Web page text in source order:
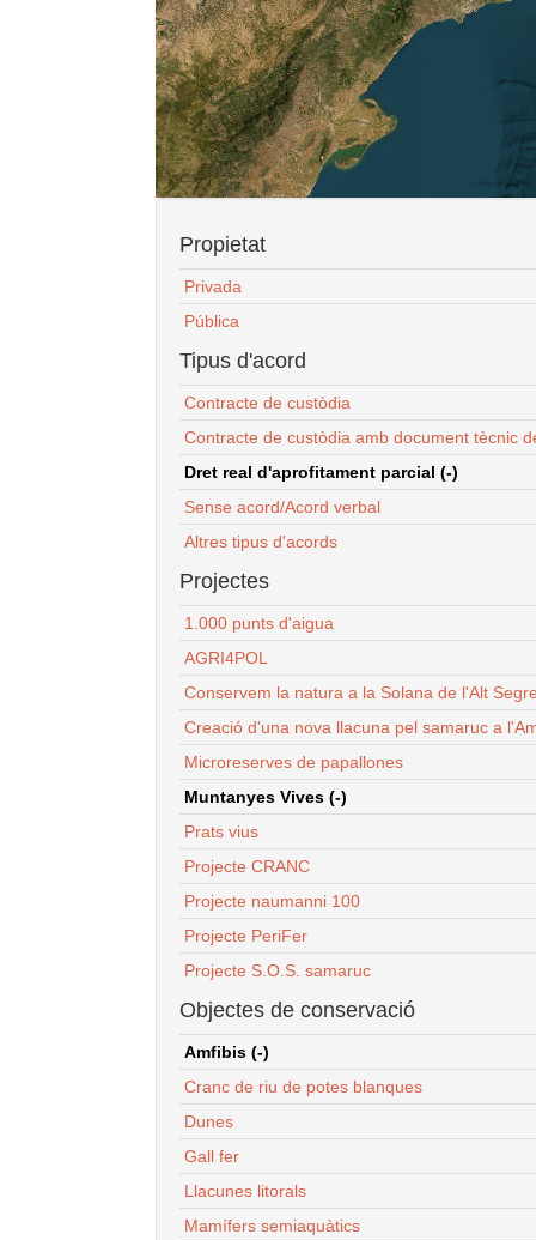
Propietat
Privada
Pública
Tipus d'acord
Contracte de custòdia
Contracte de custòdia amb document tècnic
Dret real d'aprofitament parcial (-)
Sense acord/Acord verbal
Altres tipus d'acords
Projectes
1.000 punts d'aigua
AGRI4POL
Conservem la natura a la Solana de l'Alt
Creació d'una nova llacuna pel samaruc a
Microreserves de papallones
Muntanyes Vives (-)
Prats vius
Projecte CRANC
Projecte naumanni 100
Projecte PeriFer
Projecte S.O.S. samaruc
Objectes de conservació
Amfibis (-)
Cranc de riu de potes blanques
Dunes
Gall fer
Llacunes litorals
Mamífers semiaquàtics